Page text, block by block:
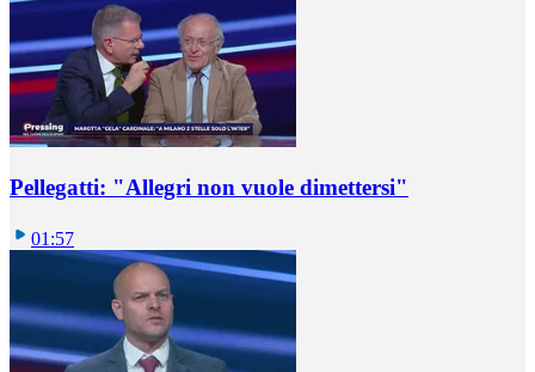
Pellegatti: "Allegri non vuole dimettersi"
01:57